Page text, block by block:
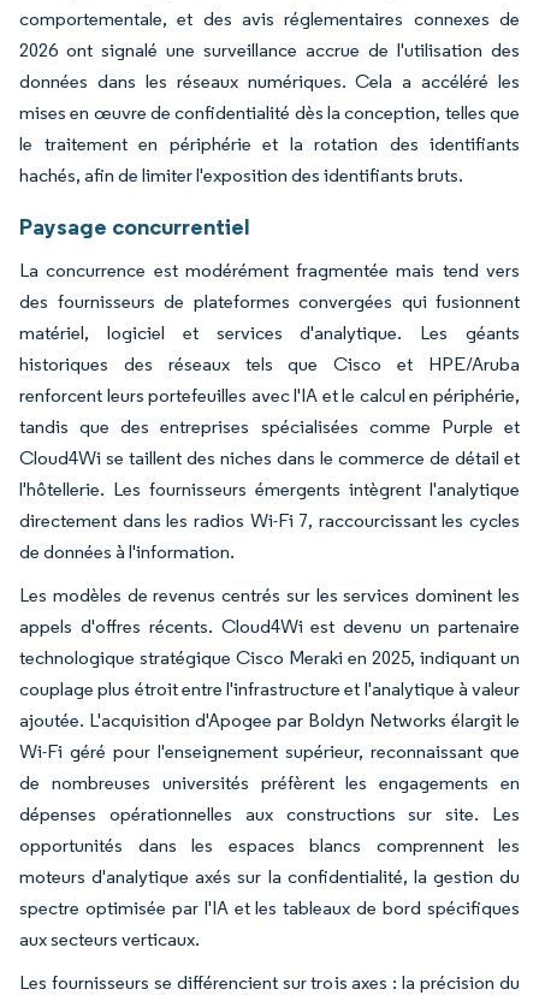
comportementale, et des avis réglementaires connexes de
2026 ont signalé une surveillance accrue de l'utilisation des
données dans les réseaux numériques. Cela a accéléré les
mises en œuvre de confidentialité dès la conception, telles que
le traitement en périphérie et la rotation des identifiants
hachés, afin de limiter l'exposition des identifiants bruts.
Paysage concurrentiel
La concurrence est modérément fragmentée mais tend vers
des fournisseurs de plateformes convergées qui fusionnent
matériel, logiciel et services d'analytique. Les géants
historiques des réseaux tels que Cisco et HPE/Aruba
renforcent leurs portefeuilles avec l'IA et le calcul en périphérie,
tandis que des entreprises spécialisées comme Purple et
Cloud4Wi se taillent des niches dans le commerce de détail et
l'hôtellerie. Les fournisseurs émergents intègrent l'analytique
directement dans les radios Wi-Fi 7, raccourcissant les cycles
de données à l'information.
Les modèles de revenus centrés sur les services dominent les
appels d'offres récents. Cloud4Wi est devenu un partenaire
technologique stratégique Cisco Meraki en 2025, indiquant un
couplage plus étroit entre l'infrastructure et l'analytique à valeur
ajoutée. L'acquisition d'Apogee par Boldyn Networks élargit le
Wi-Fi géré pour l'enseignement supérieur, reconnaissant que
de nombreuses universités préfèrent les engagements en
dépenses opérationnelles aux constructions sur site. Les
opportunités dans les espaces blancs comprennent les
moteurs d'analytique axés sur la confidentialité, la gestion du
spectre optimisée par l'IA et les tableaux de bord spécifiques
aux secteurs verticaux.
Les fournisseurs se différencient sur trois axes : la précision du